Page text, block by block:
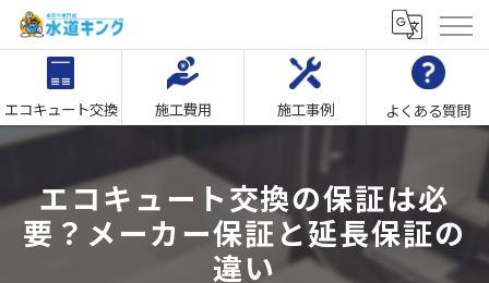
エコキュート交換 施工費用 施工事例 よくある質問
エコキュート交換の保証は必
要？メーカー保証と延長保証の
違い